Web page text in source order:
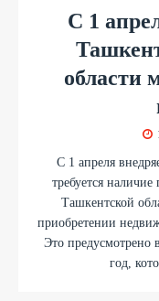
С 1
области
С 1 апреля
требуется
Ташкентской
приобретении
Это предусмотрено
год,